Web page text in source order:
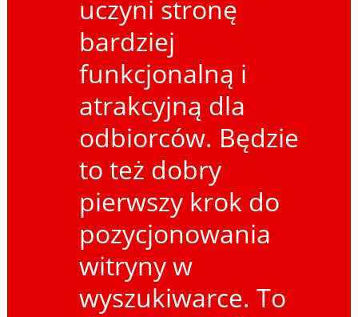
uczyni stronę
bardziej
funkcjonalną i
atrakcyjną dla
odbiorców. Będzie
to też dobry
pierwszy krok do
pozycjonowania
witryny w
wyszukiwarce. To